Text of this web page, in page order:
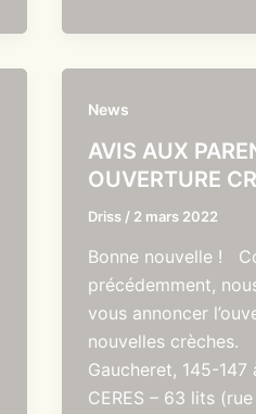
News
AVIS AUX
OUVERTURE
Driss / 2 mars 2022
Bonne nouvelle !
précédemment,
vous annoncer
nouvelles crèches.
Gaucheret, 145-147
CERES – 63 lits